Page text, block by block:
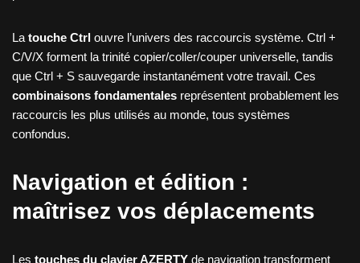
La touche Ctrl ouvre l’univers des raccourcis système. Ctrl +
C/V/X forment la trinité copier/coller/couper universelle, tandis
que Ctrl + S sauvegarde instantanément votre travail. Ces
combinaisons fondamentales représentent probablement les
raccourcis les plus utilisés au monde, tous systèmes
confondus.
Navigation et édition :
maîtrisez vos déplacements
Les touches du clavier AZERTY de navigation transforment